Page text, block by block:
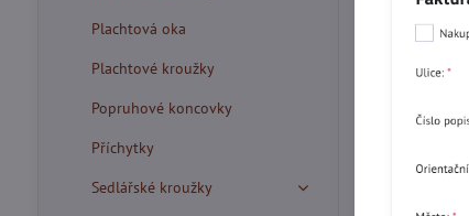
Plachtová oka
Plachtové kroužky
Popruhové koncovky
Příchytky
Sedlářské kroužky